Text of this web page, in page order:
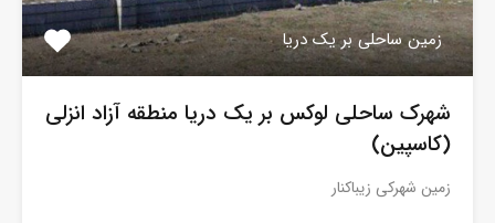
زمین ساحلی بر یک دریا
شهرک ساحلی لوکس بر یک دریا منطقه آزاد انزلی
(کاسپین)
زمین شهرکی زیباکنار